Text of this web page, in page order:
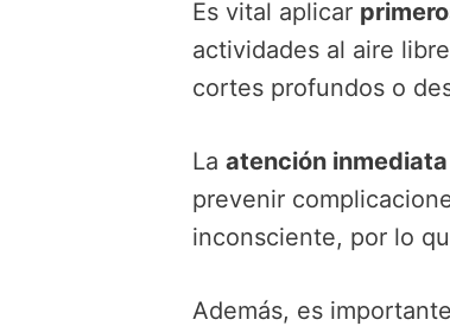
Es vital aplicar
actividades al aire
cortes profundos o
La atención inmediata
prevenir
inconsciente, por lo
Además, es